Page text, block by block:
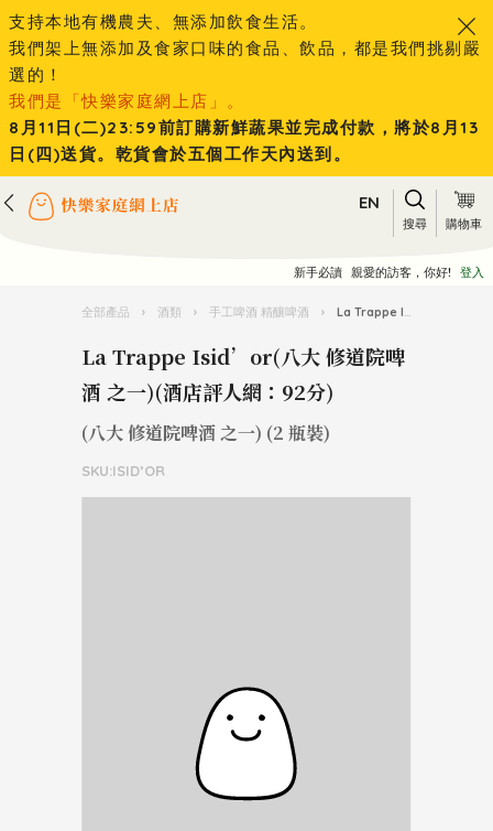
支持本地有機農夫、無添加飲食生活。
我們架上無添加及食家口味的食品、飲品，都是我們挑剔嚴
選的！
我們是「快樂家庭網上店」。
8月11日(二)23:59前訂購新鮮蔬果並完成付款，將於8月13
日(四)送貨。乾貨會於五個工作天內送到。
EN
搜尋 購物車
新手必讀 親愛的訪客，你好! 登入
全部產品 › 酒類 › 手工啤酒 精釀啤酒 › La Trappe Isid’or(八大 修道院啤酒 之一)(酒店評人網：92分)
La Trappe Isid’or(八大 修道院啤
酒 之一)(酒店評人網：92分)
(八大 修道院啤酒 之一) (2 瓶裝)
SKU:ISID’OR